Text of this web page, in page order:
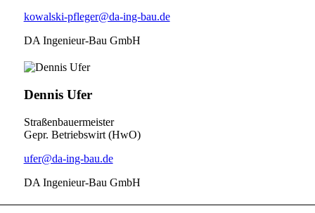
kowalski-pfleger@da-ing-bau.de
DA Ingenieur-Bau GmbH
Dennis Ufer
Straßenbauermeister
Gepr. Betriebswirt (HwO)
ufer@da-ing-bau.de
DA Ingenieur-Bau GmbH